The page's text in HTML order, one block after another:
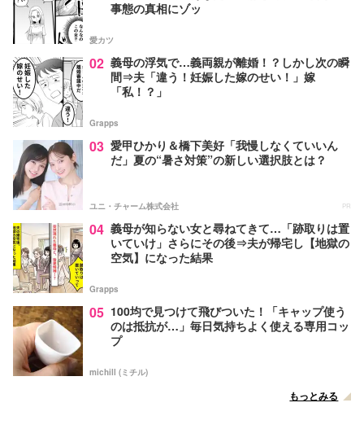
事態の真相にゾッ
愛カツ
02 義母の浮気で…義両親が離婚！？しかし次の瞬
間⇒夫「違う！妊娠した嫁のせい！」嫁
「私！？」
Grapps
03 愛甲ひかり＆橋下美好「我慢しなくていいん
だ」夏の“暑さ対策”の新しい選択肢とは？
ユニ・チャーム株式会社 PR
04 義母が知らない女と尋ねてきて…「跡取りは置
いていけ」さらにその後⇒夫が帰宅し【地獄の
空気】になった結果
Grapps
05 100均で見つけて飛びついた！「キャップ使う
のは抵抗が…」毎日気持ちよく使える専用コッ
プ
michill (ミチル)
もっとみる